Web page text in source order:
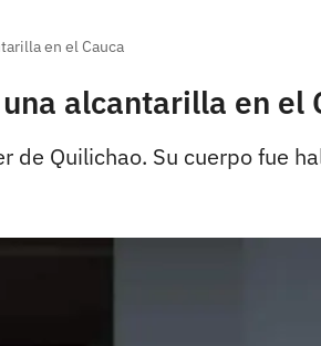
en el Cauca
alcantarilla en el
Quilichao. Su cuerpo fue